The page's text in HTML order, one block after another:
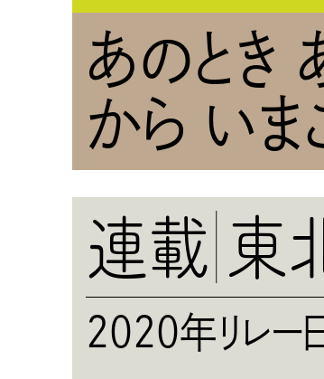
あのとき
から いま
連載 東
2020年リレー